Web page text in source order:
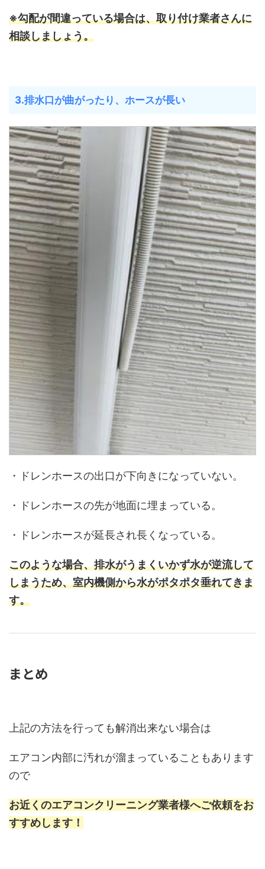
※勾配が間違っている場合は、取り付け業者さんに
相談しましょう。
3.排水口が曲がったり、ホースが長い
・ドレンホースの出口が下向きになっていない。
・ドレンホースの先が地面に埋まっている。
・ドレンホースが延長され長くなっている。
このような場合、排水がうまくいかず水が逆流して
しまうため、室内機側から水がポタポタ垂れてきま
す。
まとめ
上記の方法を行っても解消出来ない場合は
エアコン内部に汚れが溜まっていることもあります
ので
お近くのエアコンクリーニング業者様へご依頼をお
すすめします！